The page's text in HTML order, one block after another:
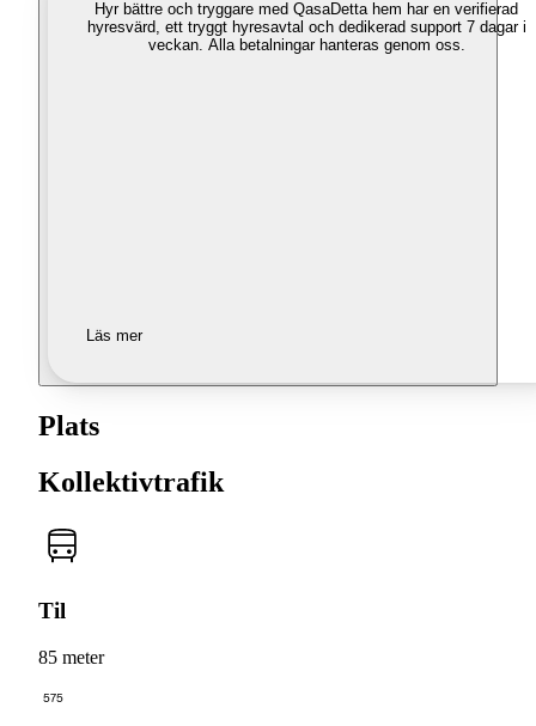
Hyr bättre och tryggare med QasaDetta hem har en verifierad
hyresvärd, ett tryggt hyresavtal och dedikerad support 7 dagar i
veckan. Alla betalningar hanteras genom oss.
Läs mer
Plats
Kollektivtrafik
Til
85 meter
575